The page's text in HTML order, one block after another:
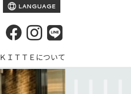
LANGUAGE
ＫＩＴＴＥについて